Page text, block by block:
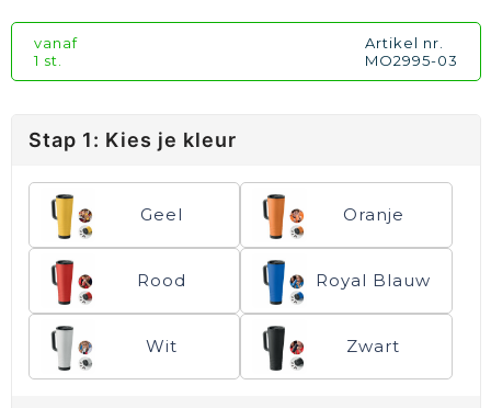
vanaf
1 st.
Artikel nr.
MO2995-03
Stap 1: Kies je kleur
Geel Oranje
Rood Royal Blauw
Wit Zwart